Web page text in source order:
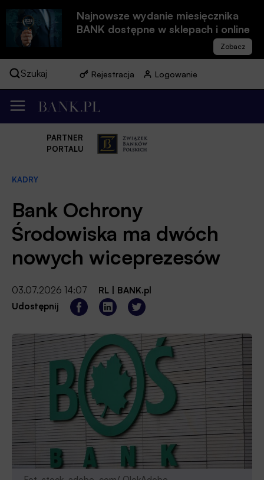
Najnowsze wydanie miesięcznika
BANK dostępne w sklepach i online
Szukaj Rejestracja Logowanie
PARTNER
PORTALU
KADRY
Bank Ochrony
Środowiska ma dwóch
nowych wiceprezesów
03.07.2026 14:07 RL
BANK.pl
Udostępnij